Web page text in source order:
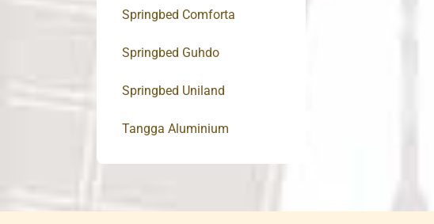
Springbed Comforta
Springbed Guhdo
Springbed Uniland
Tangga Aluminium